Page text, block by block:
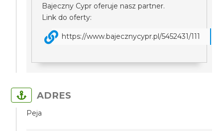
Bajeczny Cypr oferuje nasz partner.
Link do oferty:
https://www.bajecznycypr.pl/5452431/111
ADRES
Peja